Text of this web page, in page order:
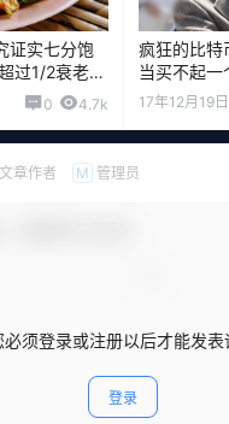
证实七分饱
过1/2衰老细
0 4.7k
疯狂的比特
当买不起一
17年12月19日
文章作者 M 管理员
必须登录或注册以后才能发表
登录